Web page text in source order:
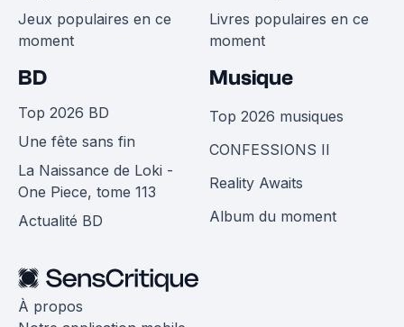
Jeux populaires en ce
moment
Livres populaires en ce
moment
BD
Top 2026 BD
Une fête sans fin
La Naissance de Loki -
One Piece, tome 113
Actualité BD
Musique
Top 2026 musiques
CONFESSIONS II
Reality Awaits
Album du moment
À propos